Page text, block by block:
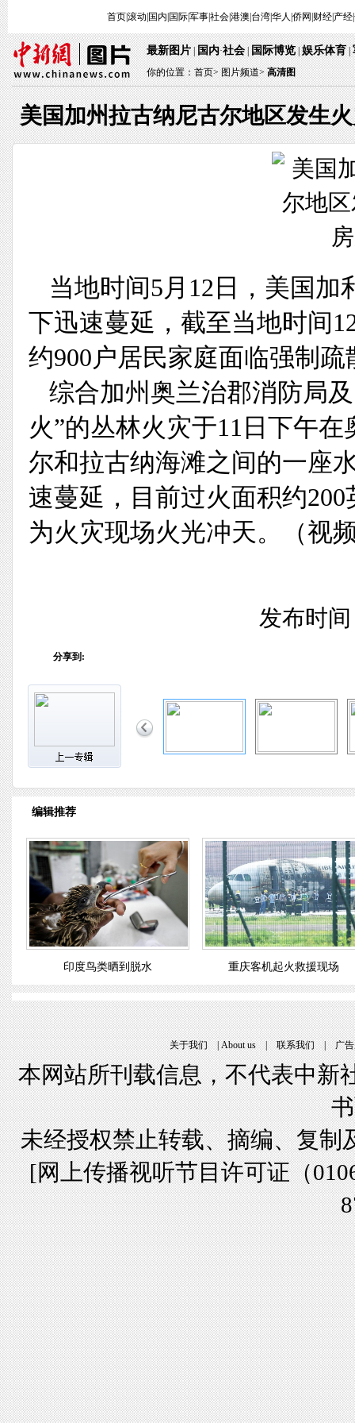
首页|滚动 国内 国际|军事|社会|港澳 台湾|华人 侨网 财经| 产经|
最新图片 | 国内·社会 | 国际博览 | 娱乐体育 |
你的位置：首页> 图片频道> 高清图
美国加州拉古纳尼古尔地区发生
当地时间5月12日，美国加
下迅速蔓延，截至当地时间
约900户居民家庭面临强制
综合加州奥兰治郡消防局
火”的丛林火灾于11日下午
尔和拉古纳海滩之间的一座
速蔓延，目前过火面积约
为火灾现场火光冲天。（视
发布时
分享到:
编辑推荐
印度鸟类晒到脱水 重庆客机起火救援现场
关于我们 | About u | 联系我们 | 广
本网站所刊载信息，不代表中新
未经授权禁止转载、摘编、复制
[网上传播视听节目许可证（